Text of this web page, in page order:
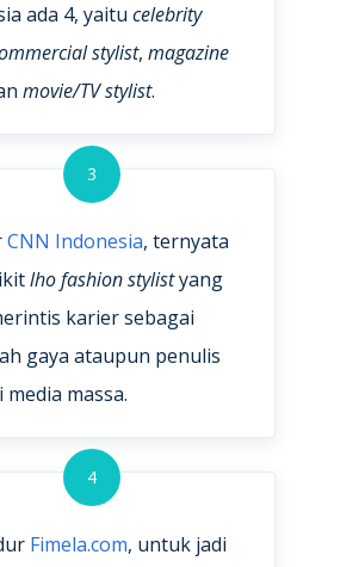
ada 4, yaitu celebrity
stylist, magazine
movie/TV stylist.
3
CNN Indonesia, ternyata
lhofashion stylistyang
karier sebagai
gaya ataupun penulis
media massa.
4
Fimela.com, untuk jadi